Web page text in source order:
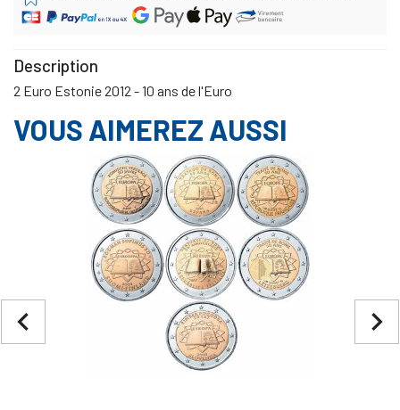
Description
2 Euro Estonie 2012 - 10 ans de l'Euro
VOUS AIMEREZ AUSSI
navigate_next
navigate_before